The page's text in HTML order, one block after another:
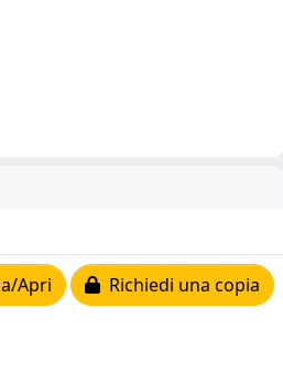
Apri Richiedi una copia